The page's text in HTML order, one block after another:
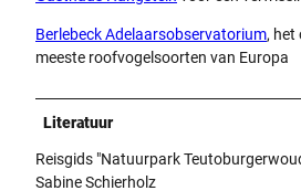
Berlebeck Adelaarsobservatorium, het
meeste roofvogelsoorten van Europa
Literatuur
Reisgids "Natuurpark
Sabine Schierholz